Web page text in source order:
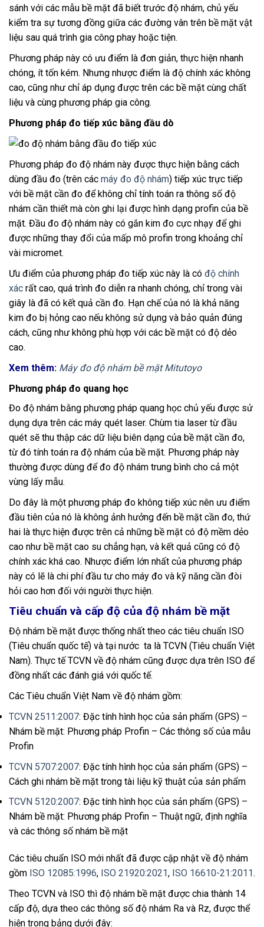
sánh với các mẫu bề mặt đã biết trước độ nhám, chủ yếu
kiểm tra sự tương đồng giữa các đường vân trên bề mặt vật
liệu sau quá trình gia công phay hoặc tiện.
Phương pháp này có ưu điểm là đơn giản, thực hiện nhanh
chóng, ít tốn kém. Nhưng nhược điểm là độ chính xác không
cao, cũng như chỉ áp dụng được trên các bề mặt cùng chất
liệu và cùng phương pháp gia công.
Phương pháp đo tiếp xúc bằng đầu dò
Phương pháp đo độ nhám này được thực hiện bằng cách
dùng đầu đo (trên các máy đo độ nhám) tiếp xúc trực tiếp
với bề mặt cần đo để không chỉ tính toán ra thông số độ
nhám cần thiết mà còn ghi lại được hình dạng profin của bề
mặt. Đầu đo độ nhám này có gắn kim đo cực nhạy để ghi
được những thay đổi của mấp mô profin trong khoảng chỉ
vài micromet.
Ưu điểm của phương pháp đo tiếp xúc này là có độ chính
xác rất cao, quá trình đo diễn ra nhanh chóng, chỉ trong vài
giây là đã có kết quả cần đo. Hạn chế của nó là khả năng
kim đo bị hỏng cao nếu không sử dụng và bảo quản đúng
cách, cũng như không phù hợp với các bề mặt có độ dẻo
cao.
Xem thêm: Máy đo độ nhám bề mặt Mitutoyo
Phương pháp đo quang học
Đo độ nhám bằng phương pháp quang học chủ yếu được sử
dụng dựa trên các máy quét laser. Chùm tia laser từ đầu
quét sẽ thu thập các dữ liệu biên dạng của bề mặt cần đo,
từ đó tính toán ra độ nhám của bề mặt. Phương pháp này
thường được dùng để đo độ nhám trung bình cho cả một
vùng lấy mẫu.
Do đây là một phương pháp đo không tiếp xúc nên ưu điểm
đầu tiên của nó là không ảnh hưởng đến bề mặt cần đo, thứ
hai là thực hiện được trên cả những bề mặt có độ mềm dẻo
cao như bề mặt cao su chẳng hạn, và kết quả cũng có độ
chính xác khá cao. Nhược điểm lớn nhất của phương pháp
này có lẽ là chi phí đầu tư cho máy đo và kỹ năng cần đòi
hỏi cao hơn đối với người thực hiện.
Tiêu chuẩn và cấp độ của độ nhám bề mặt
Độ nhám bề mặt được thống nhất theo các tiêu chuẩn ISO
(Tiêu chuẩn quốc tế) và tại nước ta là TCVN (Tiêu chuẩn Việt
Nam). Thực tế TCVN về độ nhám cũng được dựa trên ISO để
đồng nhất các đánh giá với quốc tế.
Các Tiêu chuẩn Việt Nam về độ nhám gồm:
TCVN 2511:2007: Đặc tính hình học của sản phẩm (GPS) –
Nhám bề mặt: Phương pháp Profin – Các thông số của mẫu
Profin
TCVN 5707:2007: Đặc tính hình học của sản phẩm (GPS) –
Cách ghi nhám bề mặt trong tài liệu kỹ thuật của sản phẩm
TCVN 5120:2007: Đặc tính hình học của sản phẩm (GPS) –
Nhám bề mặt: Phương pháp Profin – Thuật ngữ, định nghĩa
và các thông số nhám bề mặt
Các tiêu chuẩn ISO mới nhất đã được cập nhật về độ nhám
gồm ISO 12085:1996, ISO 21920:2021, ISO 16610-21:2011.
Theo TCVN và ISO thì độ nhám bề mặt được chia thành 14
cấp độ, dựa theo các thông số độ nhám Ra và Rz, được thể
hiện trong bảng dưới đây: